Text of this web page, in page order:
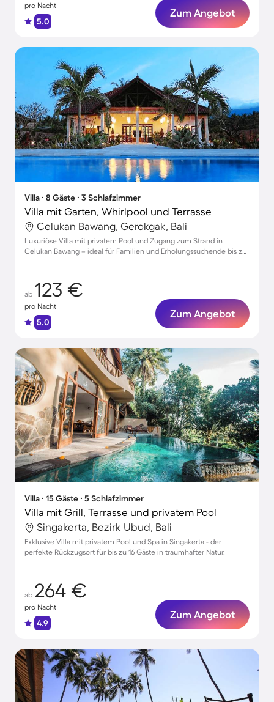
pro Nacht
5.0
Zum Angebot
Villa ∙ 8 Gäste ∙ 3 Schlafzimmer
Villa mit Garten, Whirlpool und Terrasse
Celukan Bawang, Gerokgak, Bali
Luxuriöse Villa mit privatem Pool und Zugang zum Strand in
Celukan Bawang – ideal für Familien und Erholungssuchende bis zu
ab 123 €
pro Nacht
5.0
Zum Angebot
Villa ∙ 15 Gäste ∙ 5 Schlafzimmer
Villa mit Grill, Terrasse und privatem Pool
Singakerta, Bezirk Ubud, Bali
Exklusive Villa mit privatem Pool und Spa in Singakerta - der
perfekte Rückzugsort für bis zu 16 Gäste in traumhafter Natur.
ab 264 €
pro Nacht
4.9
Zum Angebot